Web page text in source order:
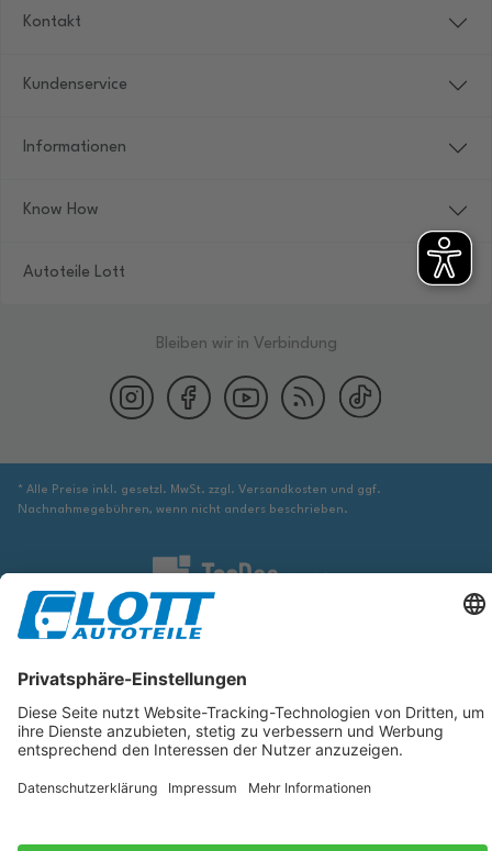
Kontakt
Kundenservice
Informationen
Know How
Autoteile Lott
Bleiben wir in Verbindung
* Alle Preise inkl. gesetzl. MwSt. zzgl. Versandkosten und ggf.
Nachnahmegebühren, wenn nicht anders beschrieben.
Wir sind verpflichtet Sie darauf hinzuweisen, dass Sie ggf. ergänzende
Informationen von geeigneter Stelle beziehen müssen, um sicher zu stellen,
entspricht und für das betreffende Automobil passt.
Die hier angezeigten Daten, insbesondere die gesamte Datenbank, dürfen
nicht kopiert werden. Es ist zu unterlassen, die Daten oder die gesamte
Datenbank ohne vorherige Zustimmung von TecDoc zu vervielfältigen, zu
verbreiten und/oder diese Handlungen durch Dritte ausführen zu lassen.